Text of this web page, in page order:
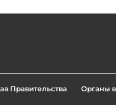
Правительства Органы